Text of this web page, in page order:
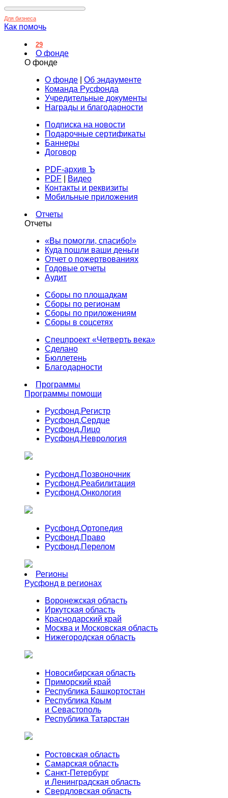
Для бизнеса
Как помочь
29
О фонде
О фонде
О фонде
Об эндаументе
Команда Русфонда
Учредительные документы
Награды и благодарности
Подписка на новости
Подарочные сертификаты
Баннеры
Договор
PDF-архив Ъ
PDF
Видео
Контакты и реквизиты
Мобильные приложения
Отчеты
Отчеты
«Вы помогли, спасибо!»
Куда пошли ваши деньги
Отчет о пожертвованиях
Годовые отчеты
Аудит
Сборы по площадкам
Сборы по регионам
Сборы по приложениям
Сборы в соцсетях
Спецпроект «Четверть века»
Сделано
Бюллетень
Благодарности
Программы
Программы помощи
Русфонд.Регистр
Русфонд.Сердце
Русфонд.Лицо
Русфонд.Неврология
Русфонд.Позвоночник
Русфонд.Реабилитация
Русфонд.Онкология
Русфонд.Ортопедия
Русфонд.Право
Русфонд.Перелом
Регионы
Русфонд в регионах
Воронежская область
Иркутская область
Краснодарский край
Москва и Московская область
Нижегородская область
Новосибирская область
Приморский край
Республика Башкортостан
Республика Крым
и Севастополь
Республика Татарстан
Ростовская область
Самарская область
Санкт-Петербург
и Ленинградская область
Свердловская область